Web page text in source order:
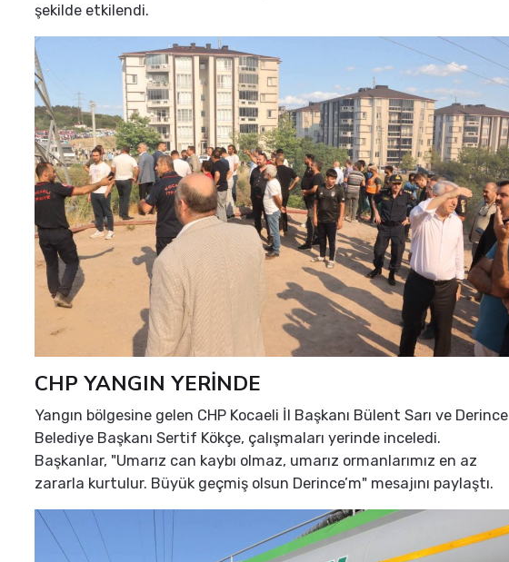
şekilde etkilendi.
CHP YANGIN YERİNDE
Yangın bölgesine gelen CHP Kocaeli İl Başkanı Bülent Sarı ve Derince
Belediye Başkanı Sertif Kökçe, çalışmaları yerinde inceledi.
Başkanlar, "Umarız can kaybı olmaz, umarız ormanlarımız en az
zararla kurtulur. Büyük geçmiş olsun Derince’m" mesajını paylaştı.